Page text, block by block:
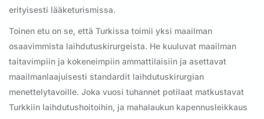
erityisesti lääketurismissa.
Toinen etu on se, että Turkissa toimii yksi maailman
osaavimmista laihdutuskirurgeista. He kuuluvat maailman
taitavimpiin ja kokeneimpiin ammattilaisiin ja asettavat
maailmanlaajuisesti standardit laihdutuskirurgian
menettelytavoille. Joka vuosi tuhannet potilaat matkustavat
Turkkiin laihdutushoitoihin, ja mahalaukun kapennusleikkaus